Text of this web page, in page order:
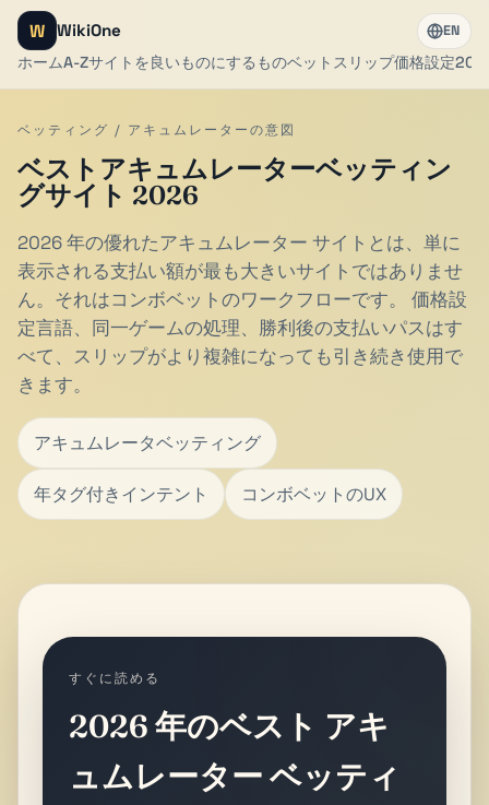
W WikiOne
ホームA-Zサイトを良いものにするものベットスリップ価格設定
EN
ベッティング / アキュムレーターの意図
ベストアキュムレーターベッティン
グサイト 2026
2026 年の優れたアキュムレーター サイトとは、単に
表示される支払い額が最も大きいサイトではありませ
ん。それはコンボベットのワークフローです。 価格設
定言語、同一ゲームの処理、勝利後の支払いパスはす
べて、スリップがより複雑になっても引き続き使用で
きます。
アキュムレータベッティング
年タグ付きインテント コンボベットのUX
すぐに読める
2026 年のベスト アキ
ュムレーター ベッティ